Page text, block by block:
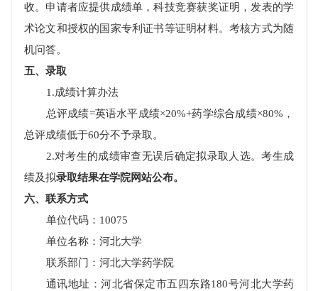
收。申请者应提供成绩单，科技竞赛获奖证明，发表的学
术论文和授权的国家专利证书等证明材料。考核方式为随
机问答。
五、录取
1.成绩计算办法
总评成绩=英语水平成绩×20%+药学综合成绩×80% ，
总评成绩低于60分不予录取。
2.对考生的成绩审查无误后确定拟录取人选。考生成
绩及拟录取结果在学院网站公布。
六、联系方式
单位代码： 10075
单位名称：河北大学
联系部门：河北大学药学院
通讯地址：河北省保定市五四东路180号河北大学药